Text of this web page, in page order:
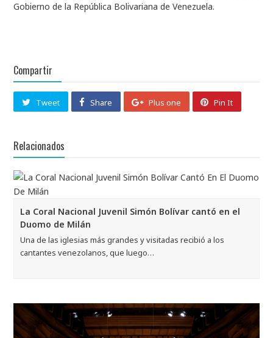
Gobierno de la República Bolivariana de Venezuela.
Compartir
Tweet Share Plus one Pin It
Relacionados
La Coral Nacional Juvenil Simón Bolívar cantó en el
Duomo de Milán
Una de las iglesias más grandes y visitadas recibió a los
cantantes venezolanos, que luego…